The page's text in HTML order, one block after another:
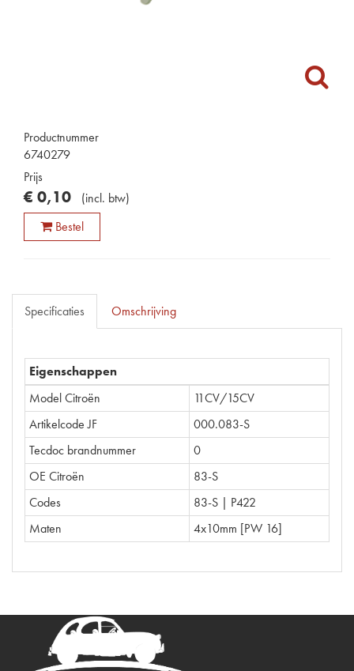
Productnummer
6740279
Prijs
€ 0,10 (incl. btw)
Bestel
Specificaties Omschrijving
Eigenschappen
Model Citroën
11CV/15CV
Artikelcode JF
000.083-S
Tecdoc brandnummer
0
OE Citroën
83-S
Codes
83-S | P422
Maten
4x10mm [PW 16]